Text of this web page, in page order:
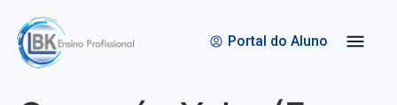
Portal do Aluno